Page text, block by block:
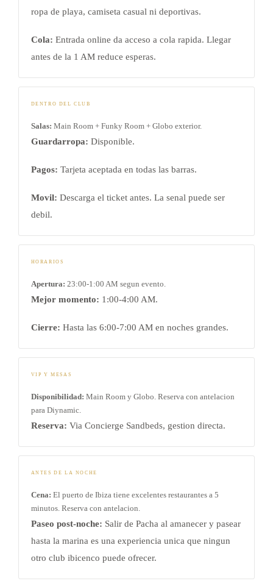
ropa de playa, camiseta casual ni deportivas.
Cola: Entrada online da acceso a cola rapida. Llegar
antes de la 1 AM reduce esperas.
DENTRO DEL CLUB
Salas: Main Room + Funky Room + Globo exterior.
Guardarropa: Disponible.
Pagos: Tarjeta aceptada en todas las barras.
Movil: Descarga el ticket antes. La senal puede ser
debil.
HORARIOS
Apertura: 23:00-1:00 AM segun evento.
Mejor momento: 1:00-4:00 AM.
Cierre: Hasta las 6:00-7:00 AM en noches grandes.
VIP Y MESAS
Disponibilidad: Main Room y Globo. Reserva con antelacion
para Diynamic.
Reserva: Via Concierge Sandbeds, gestion directa.
ANTES DE LA NOCHE
Cena: El puerto de Ibiza tiene excelentes restaurantes a 5
minutos. Reserva con antelacion.
Paseo post-noche: Salir de Pacha al amanecer y pasear
hasta la marina es una experiencia unica que ningun
otro club ibicenco puede ofrecer.